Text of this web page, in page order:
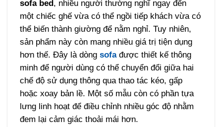
sofa bed , nhiều người thường nghĩ ngay đến
một chiếc ghế vừa có thể ngồi tiếp khách vừa có
thể biến thành giường để nằm nghỉ. Tuy nhiên,
sản phẩm này còn mang nhiều giá trị tiện dụng
hơn thế. Đây là dòngsofađược thiết kế thông
minh để người dùng có thể chuyển đổi giữa hai
chế độ sử dụng thông qua thao tác kéo, gấp
hoặc xoay bản lề. Một số mẫu còn có phần tựa
lưng linh hoạt để điều chỉnh nhiều góc độ nhằm
đem lại cảm giác thoải mái hơn.